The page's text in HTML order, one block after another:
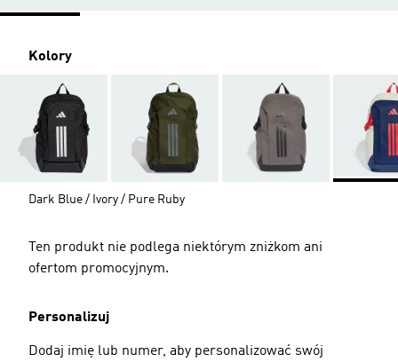
Kolory
Dark Blue / Ivory / Pure Ruby
Ten produkt nie podlega niektórym zniżkom ani
ofertom promocyjnym.
Personalizuj
Dodaj imię lub numer, aby personalizować swój